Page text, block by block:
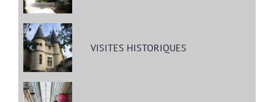
VISITES HISTORIQUES